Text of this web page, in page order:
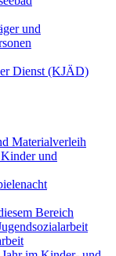
und
Dienst (KJÄD)
Materialverleih
und
Bereich